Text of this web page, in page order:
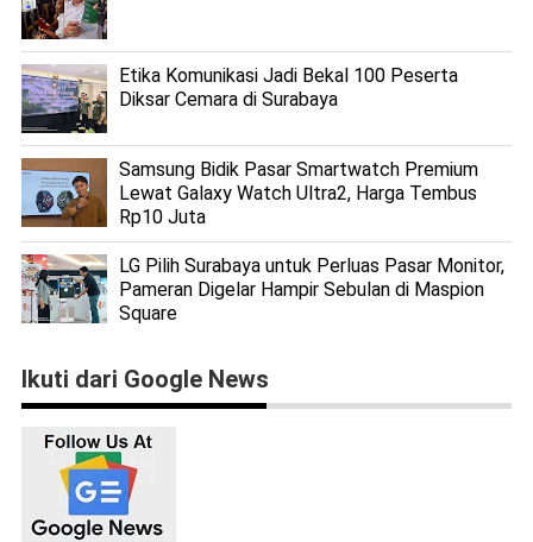
Etika Komunikasi Jadi Bekal 100 Peserta
Diksar Cemara di Surabaya
Samsung Bidik Pasar Smartwatch Premium
Lewat Galaxy Watch Ultra2, Harga Tembus
Rp10 Juta
LG Pilih Surabaya untuk Perluas Pasar Monitor,
Pameran Digelar Hampir Sebulan di Maspion
Square
Ikuti dari Google News